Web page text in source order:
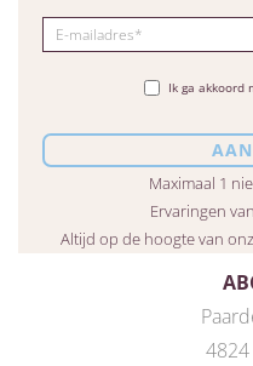
Ik ga akkoord
Maximaal 1
Ervaringen
Altijd op de hoogte van